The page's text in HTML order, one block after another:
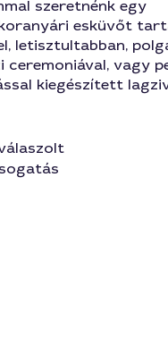
szeretnénk egy
esküvőt
letisztultabban,
ceremoniával, vagy
kiegészített